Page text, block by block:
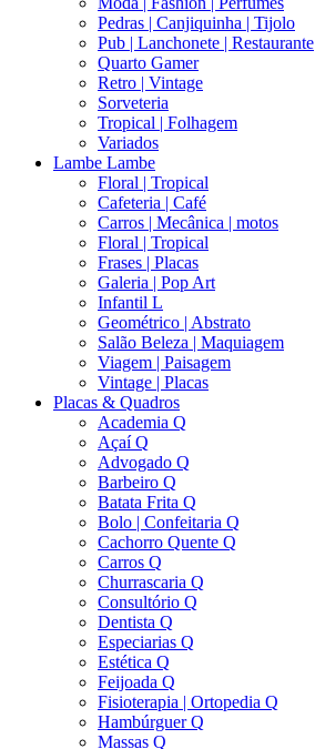
Pedras | Canjiquinha | Tijolo
Pub | Lanchonete | Restaurante
Quarto Gamer
Retro | Vintage
Sorveteria
Tropical | Folhagem
Variados
Lambe Lambe
Floral | Tropical
Cafeteria | Café
Carros | Mecânica | motos
Floral | Tropical
Frases | Placas
Galeria | Pop Art
Infantil L
Geométrico | Abstrato
Salão Beleza | Maquiagem
Viagem | Paisagem
Vintage | Placas
Placas & Quadros
Academia Q
Açaí Q
Advogado Q
Barbeiro Q
Batata Frita Q
Bolo | Confeitaria Q
Cachorro Quente Q
Carros Q
Churrascaria Q
Consultório Q
Dentista Q
Especiarias Q
Estética Q
Feijoada Q
Fisioterapia | Ortopedia Q
Hambúrguer Q
Massas Q